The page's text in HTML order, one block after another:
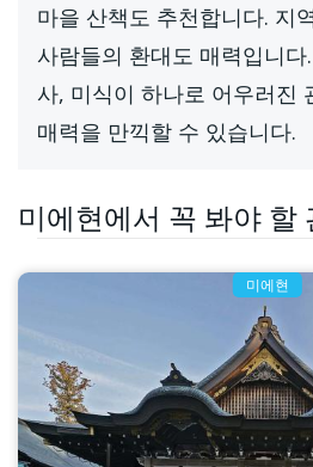
마을 산책도 추천합니다. 지
사람들의 환대도 매력입니
사, 미식이 하나로 어우러진
매력을 만끽할 수 있습니다.
미에현에서 꼭 봐야 할
미에현